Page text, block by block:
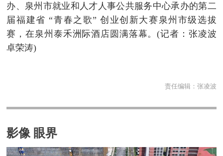
办、泉州市就业和人才人事公共服务中心承办的第二
届福建省 “青春之歌” 创业创新大赛泉州市级选拔
赛，在泉州泰禾洲际酒店圆满落幕。(记者：张凌波
卓荣涛)
责任编辑： 张凌波
影像 眼界